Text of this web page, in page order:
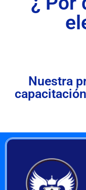
Nuestra